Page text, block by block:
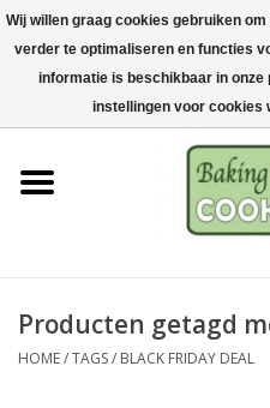
Home
Bak-& kookgerei
Machines & onderdelen
Chocolade & ijsbereiding
Hygiëne & opslag
Producten getagd
HOME/TAGS/ BLACK FRIDAY DEAL
Wij willen graag cookies gebruiken
verder te optimaliseren en functies
informatie is beschikbaar in
instellingen voor cookies